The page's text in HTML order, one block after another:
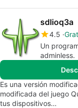
sdlioq3a
4.5
Un
adminless.
Es una versión
modificada del juego
tus dispositivos…